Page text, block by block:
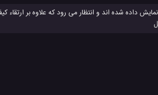
نمایش داده شده اند و انتظار می رود که علاوه بر
فیتالیتی های مختلف برای نمایش وجود دارند. بازی جدید